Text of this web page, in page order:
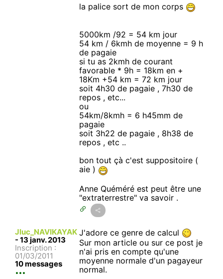
la palice sort de mon corps
5000km /92 = 54 km jour
54 km / 6kmh de moyenne = 9 h
de pagaie
si tu as 2kmh de courant
favorable * 9h = 18km en +
18Km +54 km = 72 km jour
soit 4h30 de pagaie , 7h30 de
repos , etc...
ou
54km/8kmh = 6 h45mm de
pagaie
soit 3h22 de pagaie , 8h38 de
repos , etc ..
bon tout çà c'est suppositoire (
aie )
Anne Quéméré est peut être une
"extraterrestre" va savoir .
Jluc_NAVIKAYAK
- 13 janv. 2013
Inscription :
01/03/2011
10 messages
J'adore ce genre de calcul
Sur mon article ou sur ce post je
n'ai pris en compte qu'une
moyenne normale d'un pagayeur
normal.